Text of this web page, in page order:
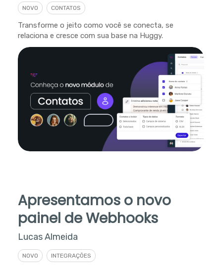
NOVO CONTATOS
Transforme o jeito como você se conecta, se
relaciona e cresce com sua base na Huggy.
Apresentamos o novo
painel de Webhooks
Lucas Almeida
NOVO INTEGRAÇÕES